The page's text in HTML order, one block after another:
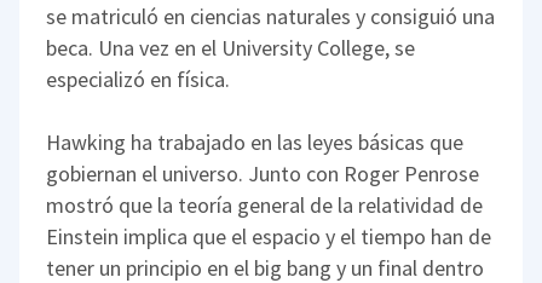
se matriculó en ciencias naturales y consiguió una
beca. Una vez en el University College, se
especializó en física.
Hawking ha trabajado en las leyes básicas que
gobiernan el universo. Junto con Roger Penrose
mostró que la teoría general de la relatividad de
Einstein implica que el espacio y el tiempo han de
tener un principio en el big bang y un final dentro